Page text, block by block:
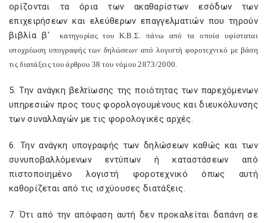
ορίζονται τα όρια των ακαθαρίστων εσόδων των
επιχειρήσεων και ελεύθερων επαγγελματιών που τηρούν
βιβλία β'
κατηγορίας του Κ.Β.Σ. πάνω από τα οποία υφίσταται
υποχρέωση υπογραφής των δηλώσεων από λογιστή φοροτεχνικό με βάση
τις διατάξεις του άρθρου 38 του νόμου 2873/2000.
5. Την ανάγκη βελτίωσης της ποιότητας των παρεχόμενων
υπηρεσιών προς τους φορολογουμένους και διευκόλυνσης
των συναλλαγών με τις φορολογικές αρχές.
6. Την ανάγκη υπογραφής των δηλώσεων καθώς και των
συνυποβαλλόμενων εντύπων ή καταστάσεων από
πιστοποιημένο λογιστή φοροτεχνικό όπως αυτή
καθορίζεται από τις ισχύουσες διατάξεις.
7. Ότι από την απόφαση αυτή δεν προκαλείται δαπάνη σε